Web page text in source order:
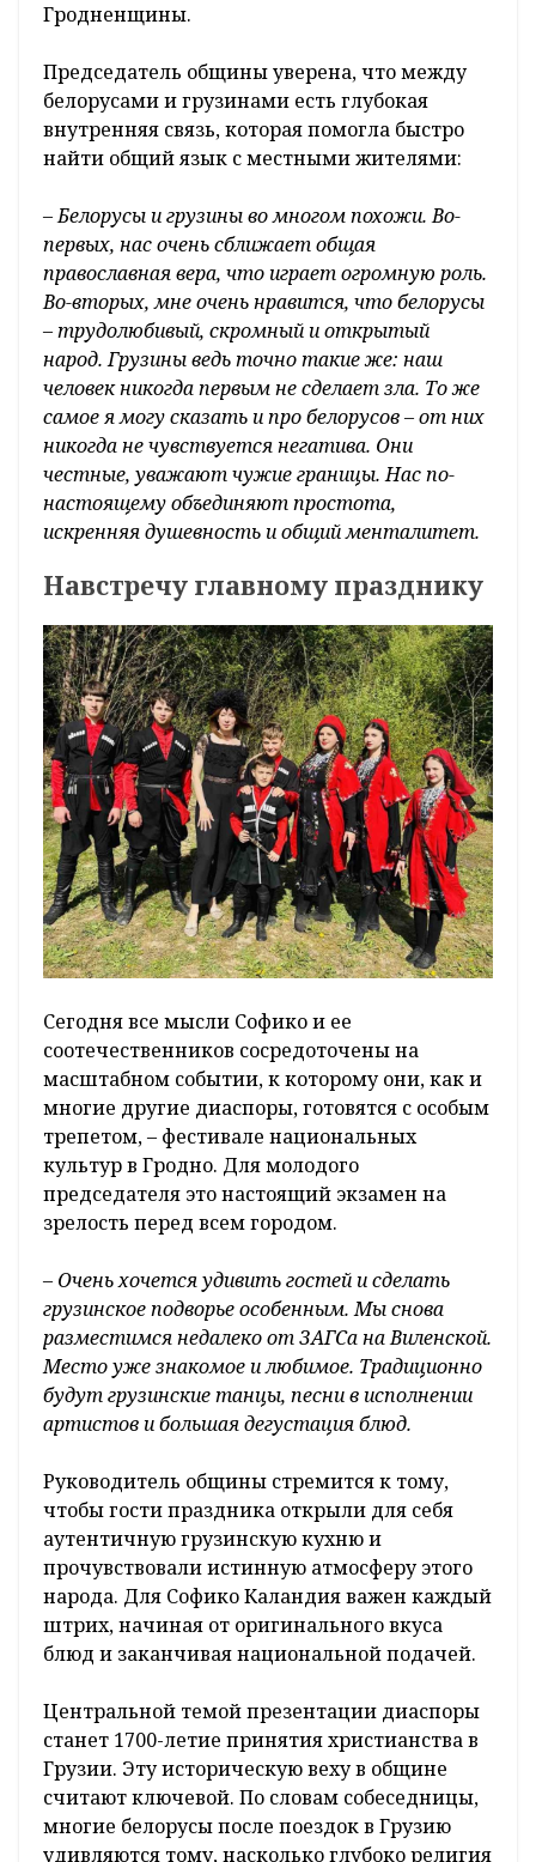
Гродненщины.
Председатель общины уверена, что между
белорусами и грузинами есть глубокая
внутренняя связь, которая помогла быстро
найти общий язык с местными жителями:
– Белорусы и грузины во многом похожи. Во-
первых, нас очень сближает общая
православная вера, что играет огромную роль.
Во-вторых, мне очень нравится, что белорусы
– трудолюбивый, скромный и открытый
народ. Грузины ведь точно такие же: наш
человек никогда первым не сделает зла. То же
самое я могу сказать и про белорусов – от них
никогда не чувствуется негатива. Они
честные, уважают чужие границы. Нас по-
настоящему объединяют простота,
искренняя душевность и общий менталитет.
Навстречу главному празднику
Сегодня все мысли Софико и ее
соотечественников сосредоточены на
масштабном событии, к которому они, как и
многие другие диаспоры, готовятся с особым
трепетом, – фестивале национальных
культур в Гродно. Для молодого
председателя это настоящий экзамен на
зрелость перед всем городом.
– Очень хочется удивить гостей и сделать
грузинское подворье особенным. Мы снова
разместимся недалеко от ЗАГСа на Виленской.
Место уже знакомое и любимое. Традиционно
будут грузинские танцы, песни в исполнении
артистов и большая дегустация блюд.
Руководитель общины стремится к тому,
чтобы гости праздника открыли для себя
аутентичную грузинскую кухню и
прочувствовали истинную атмосферу этого
народа. Для Софико Каландия важен каждый
штрих, начиная от оригинального вкуса
блюд и заканчивая национальной подачей.
Центральной темой презентации диаспоры
станет 1700-летие принятия христианства в
Грузии. Эту историческую веху в общине
считают ключевой. По словам собеседницы,
многие белорусы после поездок в Грузию
удивляются тому, насколько глубоко религия